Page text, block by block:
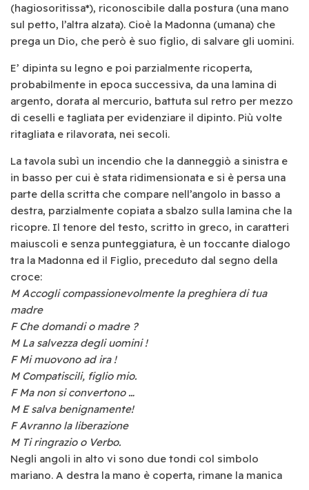
(hagiosoritissa*), riconoscibile dalla postura (una mano
sul petto, l’altra alzata). Cioè la Madonna (umana) che
prega un Dio, che però è suo figlio, di salvare gli uomini.
E’ dipinta su legno e poi parzialmente ricoperta,
probabilmente in epoca successiva, da una lamina di
argento, dorata al mercurio, battuta sul retro per mezzo
di ceselli e tagliata per evidenziare il dipinto. Più volte
ritagliata e rilavorata, nei secoli.
La tavola subì un incendio che la danneggiò a sinistra e
in basso per cui è stata ridimensionata e si è persa una
parte della scritta che compare nell’angolo in basso a
destra, parzialmente copiata a sbalzo sulla lamina che la
ricopre. Il tenore del testo, scritto in greco, in caratteri
maiuscoli e senza punteggiatura, è un toccante dialogo
tra la Madonna ed il Figlio, preceduto dal segno della
croce:
M Accogli compassionevolmente la preghiera di tua
madre
F Che domandi o madre ?
M La salvezza degli uomini !
F Mi muovono ad ira !
M Compatiscili, figlio mio.
F Ma non si convertono …
M E salva benignamente!
F Avranno la liberazione
M Ti ringrazio o Verbo.
Negli angoli in alto vi sono due tondi col simbolo
mariano. A destra la mano è coperta, rimane la manica